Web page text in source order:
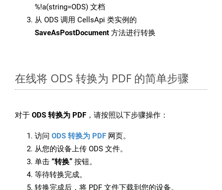
%!a(string=ODS) 文档
从 ODS 调用 CellsApi 类实例的
SaveAsPostDocument 方法进行转换
在线将 ODS 转换为 PDF 的简单步骤
对于 ODS 转换为 PDF ，请按照以下步骤操作：
访问 ODS 转换为 PDF 网页。
从您的设备上传 ODS 文件。
单击 “转换” 按钮。
等待转换完成。
转换完成后，将 PDF 文件下载到您的设备。